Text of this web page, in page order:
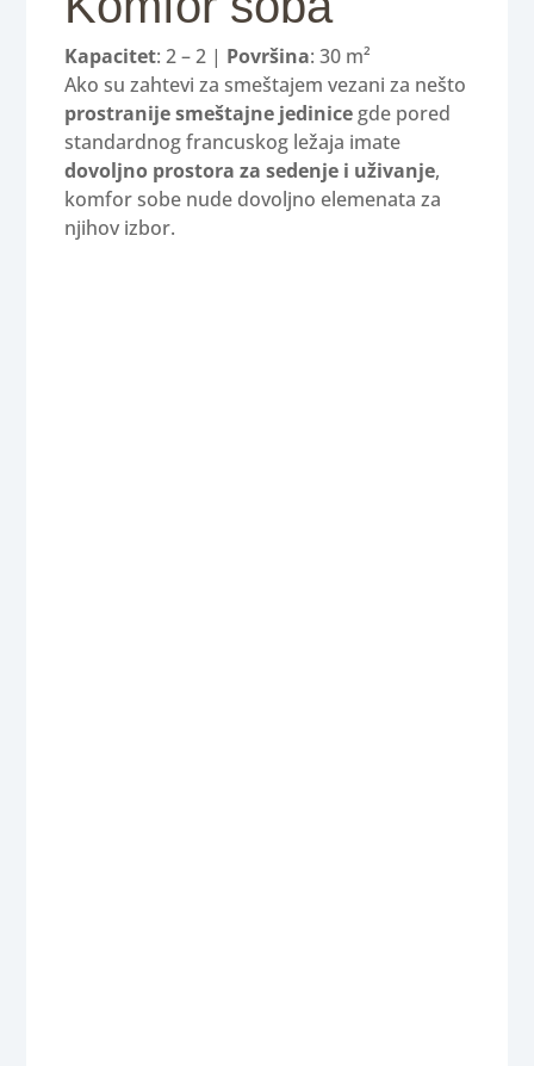
Kapacitet: 2 – 2 | Površina: 30 m²
Ako su zahtevi za smeštajem vezani za nešto
prostranije smeštajne jedinicegde pored
standardnog francuskog ležaja imate
dovoljno prostora za sedenje i uživanje,
komfor sobe nude dovoljno elemenata za
njihov izbor.